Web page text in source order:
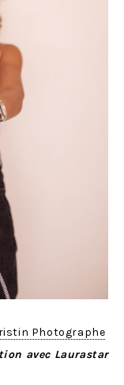
Photographe
avec Laurastar